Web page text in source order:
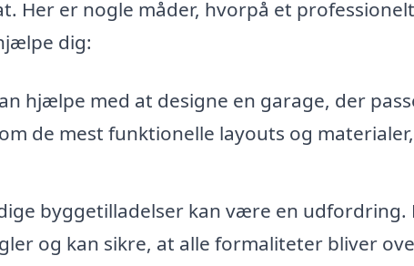
Her er nogle måder, hvorpå et
dig:
hjælpe med at designe en garage, der
de mest funktionelle layouts og
byggetilladelser kan være en udfordring.
og kan sikre, at alle formaliteter bliver